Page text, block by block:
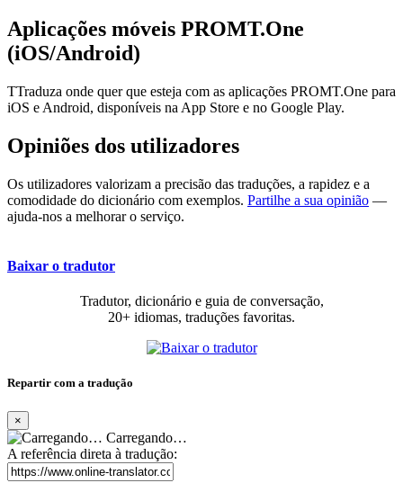
Aplicações móveis PROMT.One
(iOS/Android)
TTraduza onde quer que esteja com as aplicações PROMT.One para
iOS e Android, disponíveis na App Store e no Google Play.
Opiniões dos utilizadores
Os utilizadores valorizam a precisão das traduções, a rapidez e a
comodidade do dicionário com exemplos. Partilhe a sua opinião —
ajuda-nos a melhorar o serviço.
Baixar o tradutor
Tradutor, dicionário e guia de conversação,
20+ idiomas, traduções favoritas.
Repartir com a tradução
×
Carregando…
A referência direta à tradução: